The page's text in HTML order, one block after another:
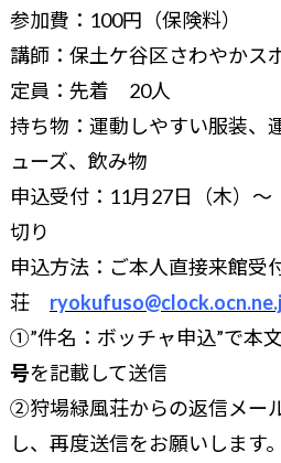
参加費：100円（保険料）
講師：保土ケ谷区さわやかス
定員：先着 20人
持ち物：運動しやすい服装、
ューズ、飲み物
申込受付：11月27日（木）
切り
申込方法：ご本人直接来館
荘
①”件名：ボッチャ申込”で本
号を記載して送信
②狩場緑風荘からの返信メー
し、再度送信をお願いします。